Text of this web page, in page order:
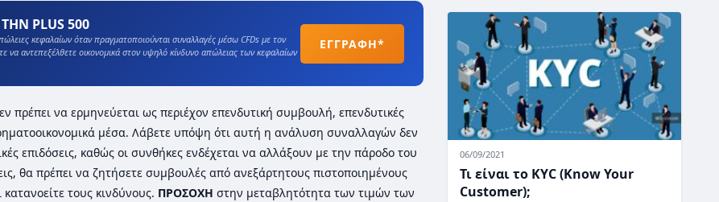
PLUS 500
κεφαλαίων όταν πραγματοποιούνται συναλλαγές μέσω CFDs με τον
να αντεπεξέλθετε οικονομικά στον υψηλό κίνδυνο απώλειας των κεφαλαίων
ΕΓΓΡΑΦΗ*
πρέπει να ερμηνεύεται ως περιέχον επενδυτική συμβουλή, επενδυτικές
μέσα. Λάβετε υπόψη ότι αυτή η ανάλυση συναλλαγών δεν
επιδόσεις, καθώς οι συνθήκες ενδέχεται να αλλάξουν με την πάροδο του
θα πρέπει να ζητήσετε συμβουλές από ανεξάρτητους πιστοποιημένους
τους κινδύνους. ΠΡΟΣΟΧΗ στην μεταβλητότητα των τιμών των
06/09/2021
Τι είναι το KYC (Know Your
Customer);